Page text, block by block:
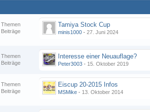
Themen
Beiträge
Tamiya Stock Cup
minis1000 - 27. Juni 2024
Themen
Beiträge
Interesse einer Neuauflage?
Peter3003 - 15. Oktober 2019
Themen
Beiträge
Eiscup 20-2015 Infos
MSMike - 13. Oktober 2014